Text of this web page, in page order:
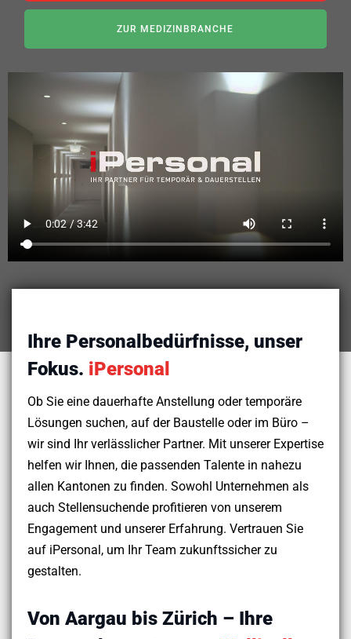
ZUR MEDIZINBRANCHE
Ihre Personalbedürfnisse, unser
Fokus. iPersonal
Ob Sie eine dauerhafte Anstellung oder temporäre
Lösungen suchen, auf der Baustelle oder im Büro –
wir sind Ihr verlässlicher Partner. Mit unserer Expertise
helfen wir Ihnen, die passenden Talente in nahezu
allen Kantonen zu finden. Sowohl Unternehmen als
auch Stellensuchende profitieren von unserem
Engagement und unserer Erfahrung. Vertrauen Sie
auf iPersonal, um Ihr Team zukunftssicher zu
gestalten.
Von Aargau bis Zürich – Ihre